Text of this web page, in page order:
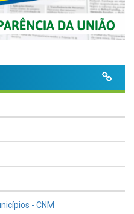
- CNM